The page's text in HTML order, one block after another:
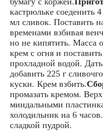
кастрюльке соеденить
мл сливок. Поставить
временами взбивая
но не кипятить. Масса
крем с огня и
прохладной водой.
добавить 225 г
куски. Крем взбить.
промазать кремом.
миндальными
холодильник на 6
сладкой пудрой.